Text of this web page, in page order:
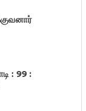
: 99 :